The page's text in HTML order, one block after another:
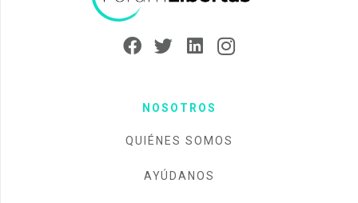
NOSOTROS
QUIÉNES SOMOS
AYÚDANOS